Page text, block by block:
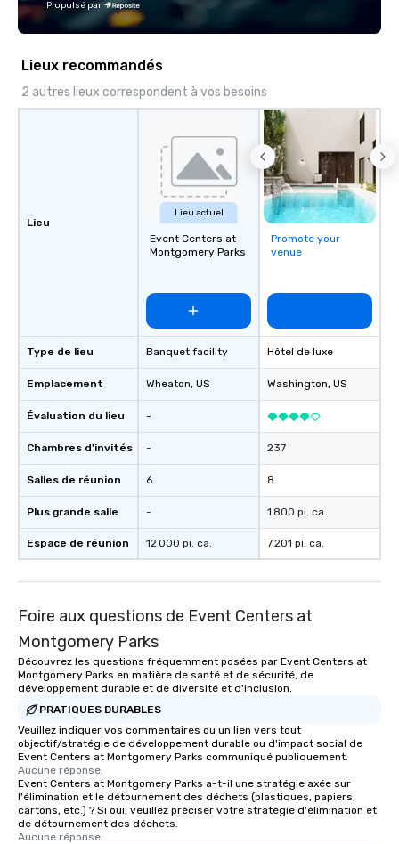
brands and agencies
extraordinary
time.
Propulsé par
Lieux recommandés
2 autres lieux correspondent à vos besoins
Lieu
Type de lieu
Emplacement
Évaluation du lieu
Chambres d'invités
Salles de réunion
Plus grande salle
Espace de réunion
Lieu actuel
Event Centers at
Montgomery Parks
Banquet facility
Wheaton, US
-
-
6
-
12 000 pi. ca.
Promote your
venue
Hôtel de luxe
Washington, US
237
8
1 800 pi. ca.
7 201 pi. ca.
Foire aux questions de Event Centers at
Montgomery Parks
Découvrez les questions fréquemment posées par Event Centers at
Montgomery Parks en matière de santé et de sécurité, de
développement durable et de diversité et d'inclusion.
PRATIQUES DURABLES
Veuillez indiquer vos commentaires ou un lien vers tout
objectif/stratégie de développement durable ou d'impact social de
Event Centers at Montgomery Parks communiqué publiquement.
Aucune réponse.
Event Centers at Montgomery Parks a-t-il une stratégie axée sur
l'élimination et le détournement des déchets (plastiques, papiers,
cartons, etc.) ? Si oui, veuillez préciser votre stratégie d'élimination et
de détournement des déchets.
Aucune réponse.